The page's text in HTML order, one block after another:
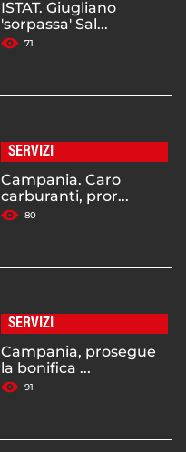
ISTAT. Giugliano
'sorpassa' Sal...
71
SERVIZI
Campania. Caro
carburanti, pror...
80
SERVIZI
Campania, prosegue
la bonifica ...
91